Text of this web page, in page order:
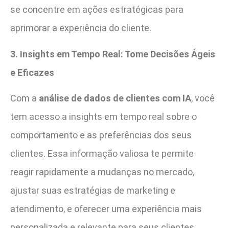
se concentre em ações estratégicas para
aprimorar a experiência do cliente.
3. Insights em Tempo Real: Tome Decisões Ágeis
e Eficazes
Com a análise de dados de clientes com IA, você
tem acesso a insights em tempo real sobre o
comportamento e as preferências dos seus
clientes. Essa informação valiosa te permite
reagir rapidamente a mudanças no mercado,
ajustar suas estratégias de marketing e
atendimento, e oferecer uma experiência mais